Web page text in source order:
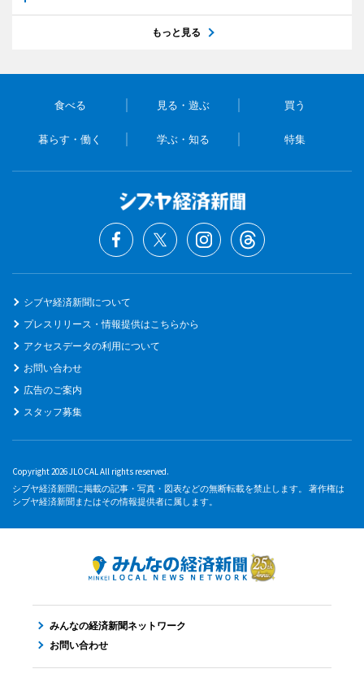
もっと見る
食べる 見る・遊ぶ 買う
暮らす・働く 学ぶ・知る 特集
シブヤ経済新聞について
プレスリリース・情報提供はこちらから
アクセスデータの利用について
お問い合わせ
広告のご案内
スタッフ募集
Copyright 2026 JLOCAL All rights reserved.
シブヤ経済新聞に掲載の記事・写真・図表などの無断転載を禁止します。 著作権は
シブヤ経済新聞またはその情報提供者に属します。
みんなの経済新聞ネットワーク
お問い合わせ